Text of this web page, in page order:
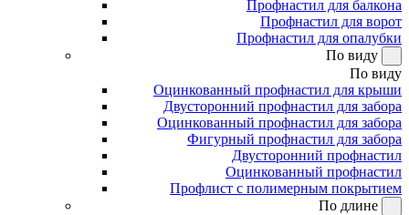
Профнастил для балкона
Профнастил для ворот
Профнастил для опалубки
По виду
По виду
Оцинкованный профнастил для крыши
Двусторонний профнастил для забора
Оцинкованный профнастил для забора
Фигурный профнастил для забора
Двусторонний профнастил
Оцинкованный профнастил
Профлист с полимерным покрытием
По длине